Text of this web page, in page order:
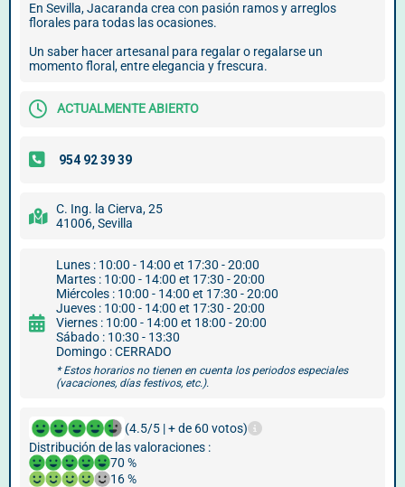
En Sevilla, Jacaranda crea con pasión ramos y arreglos
florales para todas las ocasiones.
Un saber hacer artesanal para regalar o regalarse un
momento floral, entre elegancia y frescura.
ACTUALMENTE ABIERTO
C. Ing. la Cierva, 25
41006, Sevilla
Lunes : 10:00 - 14:00 et 17:30 - 20:00
Martes : 10:00 - 14:00 et 17:30 - 20:00
Miércoles : 10:00 - 14:00 et 17:30 - 20:00
Jueves : 10:00 - 14:00 et 17:30 - 20:00
Viernes : 10:00 - 14:00 et 18:00 - 20:00
Sábado : 10:30 - 13:30
Domingo : CERRADO
* Estos horarios no tienen en cuenta los periodos especiales
(vacaciones, días festivos, etc.).
(4.5/5 | + de 60 votos)
Distribución de las valoraciones :
70 %
16 %